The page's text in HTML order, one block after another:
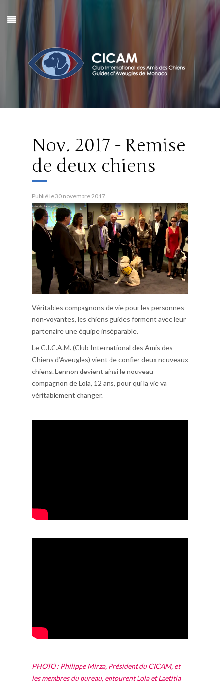
Nov. 2017 - Remise
de deux chiens
Publié le30 novembre 2017.
Véritables compagnons de vie pour les personnes
non-voyantes, les chiens guides forment avec leur
partenaire une équipe inséparable.
Le C.I.C.A.M. (Club International des Amis des
Chiens d’Aveugles) vient de confier deux nouveaux
chiens. Lennon devient ainsi le nouveau
compagnon de Lola, 12 ans, pour qui la vie va
véritablement changer.
PHOTO : Philippe Mirza, Président du CICAM, et
les membres du bureau, entourent Lola et Laetitia